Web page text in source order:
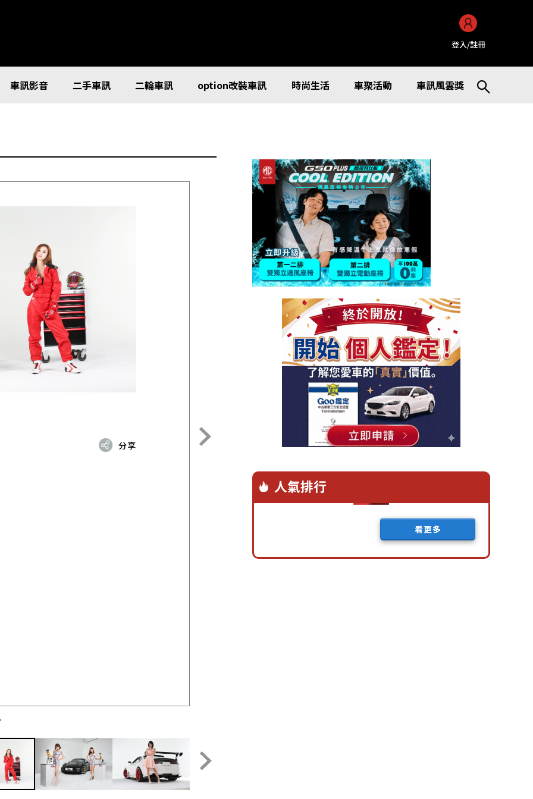
登入/註冊
車訊影音 二手車訊 二輪車訊 option改裝車訊 時尚生活 車聚活動 車訊風雲獎
分享 分享
2019改裝年鑑
2022.08.02
Show Girl
人氣排行
看更多